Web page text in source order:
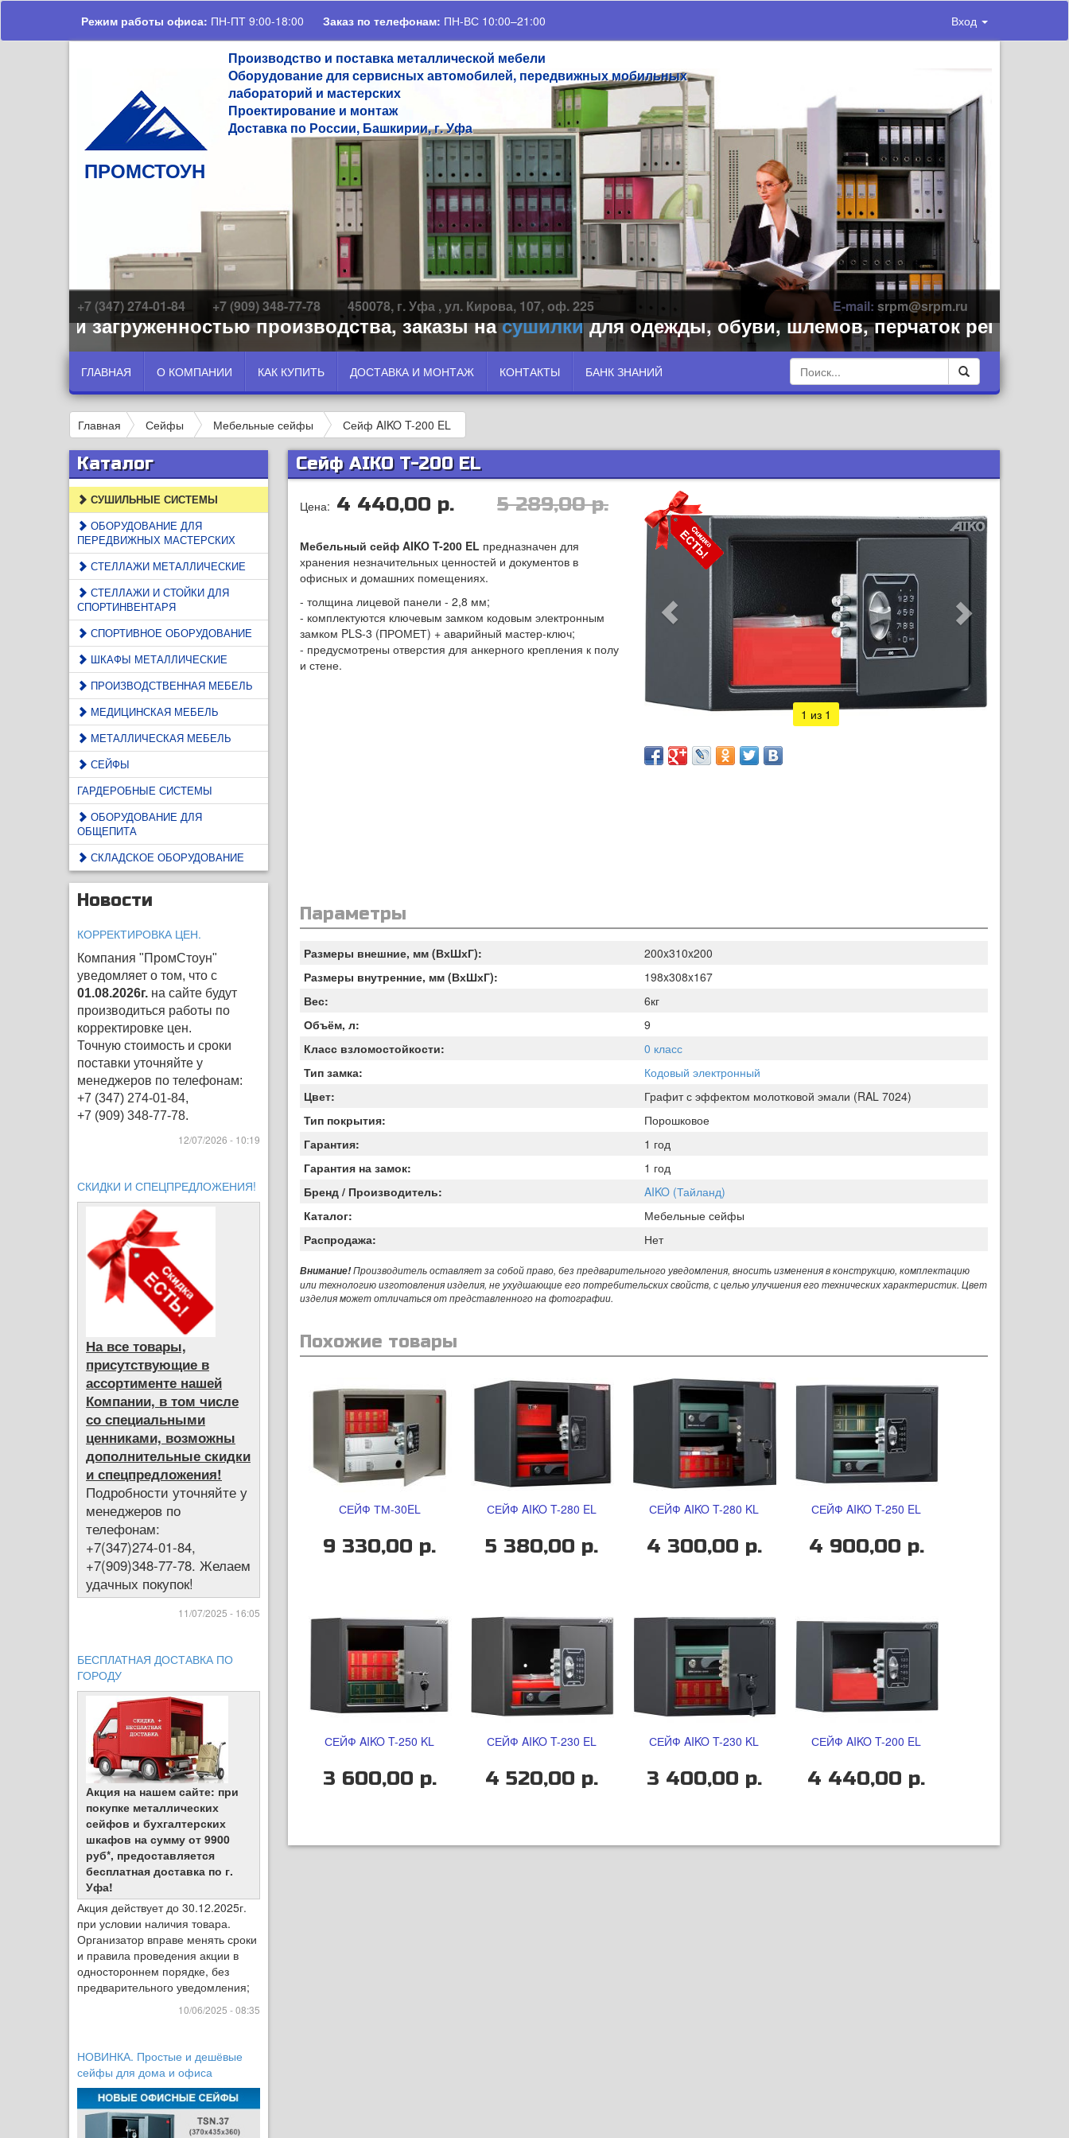
Режим работы офиса: ПН-ПТ 9:00-18:00 Заказ по телефонам: ПН-ВС 10:00–21:00 Вход
ПРОМСТОУН
Производство и поставка металлической мебели
Оборудование для сервисных автомобилей, передвижных мобильных
лабораторий и мастерских
Проектирование и монтаж
Доставка по России, Башкирии, г. Уфа
E-mail: srpm@srpm.ru
+7 (347) 274-01-84 +7 (909) 348-77-78 450078, г. Уфа , ул. Кирова, 107, оф. 225
и загруженностью производства, заказы насушилкидля одежды, обуви, шлемов, перчаток рекомендуем
ГЛАВНАЯ О КОМПАНИИ КАК КУПИТЬ ДОСТАВКА И МОНТАЖ КОНТАКТЫ БАНК ЗНАНИЙ
Главная Сейфы Мебельные сейфы Сейф AIKO T-200 EL
Каталог
СУШИЛЬНЫЕ СИСТЕМЫ
ОБОРУДОВАНИЕ ДЛЯ
ПЕРЕДВИЖНЫХ МАСТЕРСКИХ
СТЕЛЛАЖИ МЕТАЛЛИЧЕСКИЕ
СТЕЛЛАЖИ И СТОЙКИ ДЛЯ
СПОРТИНВЕНТАРЯ
СПОРТИВНОЕ ОБОРУДОВАНИЕ
ШКАФЫ МЕТАЛЛИЧЕСКИЕ
ПРОИЗВОДСТВЕННАЯ МЕБЕЛЬ
МЕДИЦИНСКАЯ МЕБЕЛЬ
МЕТАЛЛИЧЕСКАЯ МЕБЕЛЬ
СЕЙФЫ
ГАРДЕРОБНЫЕ СИСТЕМЫ
ОБОРУДОВАНИЕ ДЛЯ
ОБЩЕПИТА
СКЛАДСКОЕ ОБОРУДОВАНИЕ
Новости
КОРРЕКТИРОВКА ЦЕН.
Компания "ПромСтоун"
уведомляет о том, что с
01.08.2026г. на сайте будут
производиться работы по
корректировке цен.
Точную стоимость и сроки
поставки уточняйте у
менеджеров по телефонам:
+7 (347) 274-01-84,
+7 (909) 348-77-78.
12/07/2026 - 10:19
СКИДКИ И СПЕЦПРЕДЛОЖЕНИЯ!
На все товары,
присутствующие в
ассортименте нашей
Компании, в том числе
со специальными
ценниками, возможны
дополнительные скидки
и спецпредложения!
Подробности уточняйте у
менеджеров по
телефонам:
+7(347)274-01-84,
+7(909)348-77-78. Желаем
удачных покупок!
11/07/2025 - 16:05
БЕСПЛАТНАЯ ДОСТАВКА ПО
ГОРОДУ
Акция на нашем сайте: при
покупке металлических
сейфов и бухгалтерских
шкафов на сумму от 9900
руб*, предоставляется
бесплатная доставка по г.
Уфа!
Акция действует до 30.12.2025г.
при условии наличия товара.
Организатор вправе менять сроки
и правила проведения акции в
одностороннем порядке, без
предварительного уведомления;
10/06/2025 - 08:35
НОВИНКА. Простые и дешёвые
сейфы для дома и офиса
Сейф AIKO T-200 EL
1 из 1
Цена: 4 440,00 р. 5 289,00 р.
Мебельный сейф AIKO T-200 EL предназначен для
хранения незначительных ценностей и документов в
офисных и домашних помещениях.
- толщина лицевой панели - 2,8 мм;
- комплектуются ключевым замком кодовым электронным
замком PLS-3 (ПРОМЕТ) + аварийный мастер-ключ;
- предусмотрены отверстия для анкерного крепления к полу
и стене.
Параметры
Размеры внешние, мм (ВхШхГ):
200x310x200
Размеры внутренние, мм (ВхШхГ):
198x308x167
Вес:
6кг
Объём, л:
9
Класс взломостойкости:
0 класс
Тип замка:
Кодовый электронный
Цвет:
Графит с эффектом молотковой эмали (RAL 7024)
Тип покрытия:
Порошковое
Гарантия:
1 год
Гарантия на замок:
1 год
Бренд / Производитель:
AIKO (Тайланд)
Каталог:
Мебельные сейфы
Распродажа:
Нет
Внимание!Производитель оставляет за собой право, без предварительного уведомления, вносить изменения в конструкцию, комплектацию
или технологию изготовления изделия, не ухудшающие его потребительских свойств, с целью улучшения его технических характеристик. Цвет
изделия может отличаться от представленного на фотографии.
Похожие товары
СЕЙФ ТМ-30EL
9 330,00 р.
СЕЙФ AIKO T-280 EL
5 380,00 р.
СЕЙФ AIKO T-280 KL
4 300,00 р.
СЕЙФ AIKO T-250 EL
4 900,00 р.
СЕЙФ AIKO T-250 KL
3 600,00 р.
СЕЙФ AIKO T-230 EL
4 520,00 р.
СЕЙФ AIKO T-230 KL
3 400,00 р.
СЕЙФ AIKO T-200 EL
4 440,00 р.